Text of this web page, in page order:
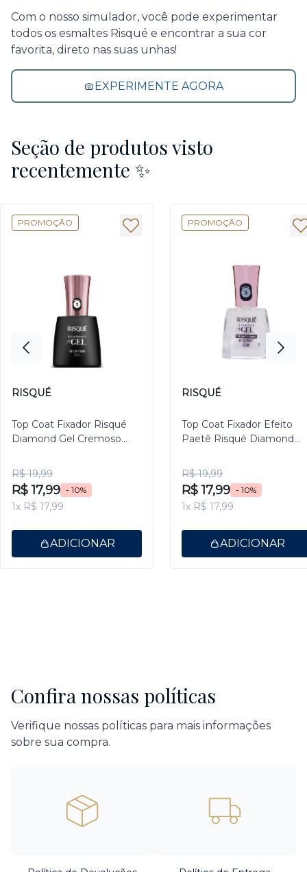
Com o nosso simulador, você pode experimentar
todos os esmaltes Risqué e encontrar a sua cor
favorita, direto nas suas unhas!
EXPERIMENTE AGORA
Seção de produtos visto
recentemente ✨
PROMOÇÃO
RISQUÉ
Top Coat Fixador Risqué
Diamond Gel Cremoso
R$ 19,99
R$ 17,99 - 10%
1x R$ 17,99
ADICIONAR
PROMOÇÃO
RISQUÉ
Top Coat Fixador Efeito
Paetê Risqué Diamond
R$ 19,99
R$ 17,99 - 10%
1x R$ 17,99
ADICIONAR
Confira nossas políticas
Verifique nossas políticas para mais informações
sobre sua compra.